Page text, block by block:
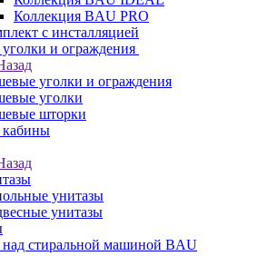
Коллекция BAU PRO
с инсталляцией
и ограждения
уголки и ограждения
уголки
шторки
унитазы
унитазы
над стиральной машиной BAU